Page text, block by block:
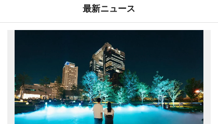
最新ニュース